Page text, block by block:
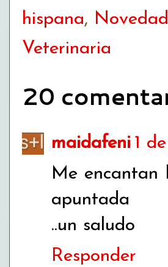
hispana,
Veterinaria
20
maidafeni 1
Me encantan
apuntada
..un saludo
Responder